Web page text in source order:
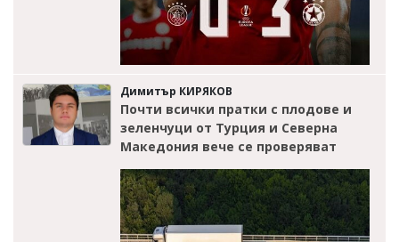
Димитър КИРЯКОВ
Почти всички пратки с плодове и
зеленчуци от Турция и Северна
Македония вече се проверяват